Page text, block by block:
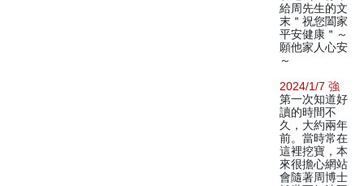
給周先生的文
末＂祝您闔家
平安健康＂～
願他家人心安
～
2024/1/7 強
第一次知道好
讀的時間不
久，大約兩年
前。當時常在
這裡挖寶，本
來很擔心網站
會隨著周博士